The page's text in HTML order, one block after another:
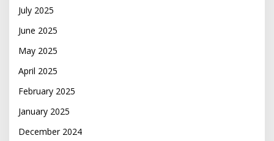
July 2025
June 2025
May 2025
April 2025
February 2025
January 2025
December 2024